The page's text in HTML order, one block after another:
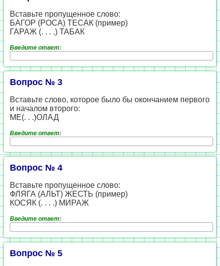
Вставьте пропущенное слово:
БАГОР (РОСА) ТЕСАК (пример)
ГАРАЖ (. . . .) ТАБАК
Введите ответ:
Вопрос № 3
Вставьте слово, которое было бы окончанием первого
и началом второго:
МЕ(. . .)ОЛАД
Введите ответ:
Вопрос № 4
Вставьте пропущенное слово:
ФЛЯГА (АЛЬТ) ЖЕСТЬ (пример)
КОСЯК (. . . .) МИРАЖ
Введите ответ:
Вопрос № 5